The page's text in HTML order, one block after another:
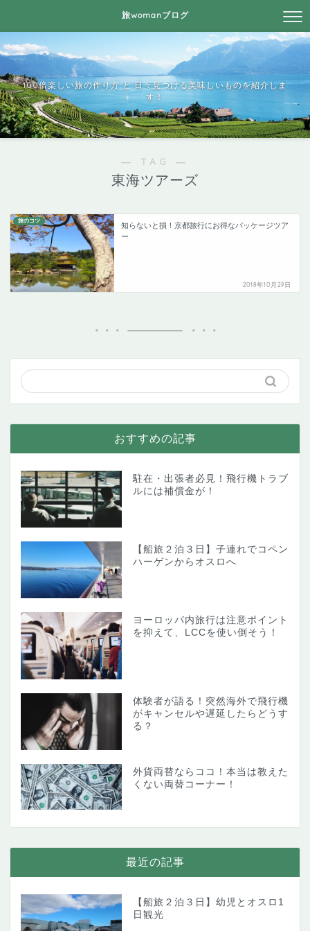
旅womanブログ
100倍楽しい旅の作り方 と 日々見つける美味しいものを紹介しま
す！
― TAG ―
東海ツアーズ
旅のコツ
知らないと損！京都旅行にお得なパッケージツア
ー
2018年10月29日
おすすめの記事
駐在・出張者必見！飛行機トラブ
ルには補償金が！
【船旅２泊３日】子連れでコペン
ハーゲンからオスロへ
ヨーロッパ内旅行は注意ポイント
を抑えて、LCCを使い倒そう！
体験者が語る！突然海外で飛行機
がキャンセルや遅延したらどうす
る？
外貨両替ならココ！本当は教えた
くない両替コーナー！
最近の記事
【船旅２泊３日】幼児とオスロ1
日観光